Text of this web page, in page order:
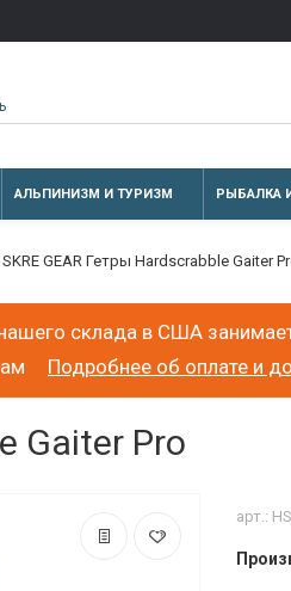
АЛЬПИНИЗМ И ТУРИЗМ РЫБАЛКА
SKRE GEAR Гетры Hardscrabble Gaiter
склада в США
Подробнее об оплате и
Gaiter Pro
арт.: